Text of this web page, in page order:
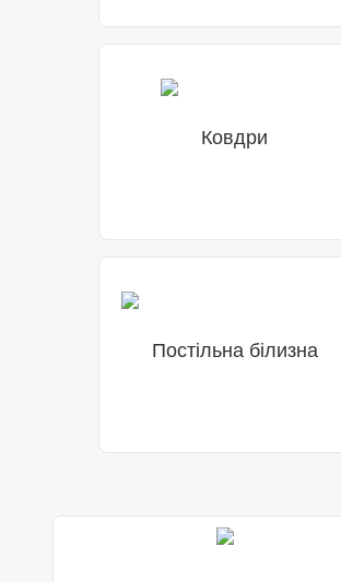
Ковдри
Постільна білизна